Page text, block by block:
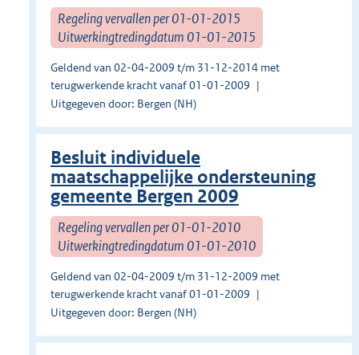
Regeling vervallen per 01-01-2015
Uitwerkingtredingdatum 01-01-2015
Geldend van 02-04-2009 t/m 31-12-2014 met
terugwerkende kracht vanaf 01-01-2009
Uitgegeven door: Bergen (NH)
Besluit individuele
maatschappelijke ondersteuning
gemeente Bergen 2009
Regeling vervallen per 01-01-2010
Uitwerkingtredingdatum 01-01-2010
Geldend van 02-04-2009 t/m 31-12-2009 met
terugwerkende kracht vanaf 01-01-2009
Uitgegeven door: Bergen (NH)